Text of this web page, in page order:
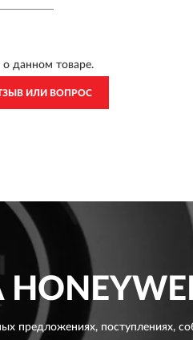
о данном товаре.
ИЛИ ВОПРОС
предложениях,поступлениях,